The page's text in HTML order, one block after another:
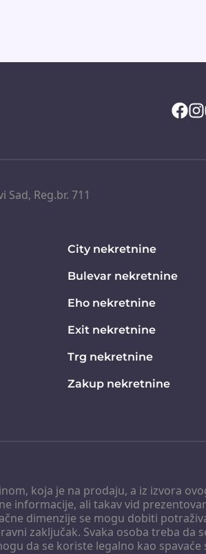
koja je na prodaju, a iz izvora
informacije, ali takav vid
dimenzije se mogu dobiti
zaključak. Svaka osoba treba
da se koriste legalno kao spavaće
Reg.br. 711
City nekretnine
Bulevar nekretnine
Eho nekretnine
Exit nekretnine
Trg nekretnine
Zakup nekretnine